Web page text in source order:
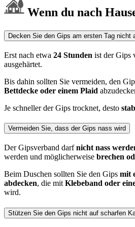
Wenn du nach
Decken Sie den Gips am ersten Tag nicht
Erst nach etwa 24 Stunden ist der Gips
ausgehärtet.
Bis dahin sollten Sie vermeiden, den
Bettdecke oder einem Plaid
Je schneller der Gips trocknet, desto
Vermeiden Sie, dass der Gips nass wird
Der Gipsverband darfnicht nass
werden und möglicherweise brechen
Beim Duschen sollten Sie den Gips mit
abdecken, die mit Klebeband oder
wird.
Stützen Sie den Gips nicht auf scharfen